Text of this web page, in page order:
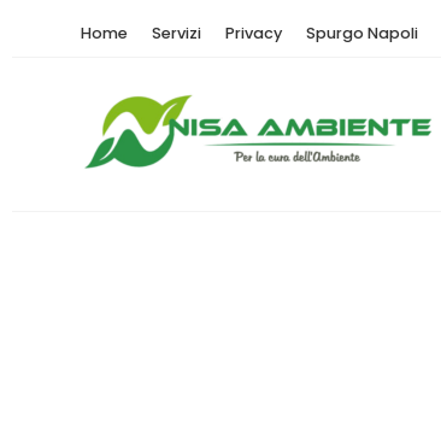
Home Servizi Privacy Spurgo Napoli